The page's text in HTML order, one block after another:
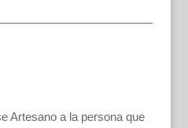
Artesano a la persona que